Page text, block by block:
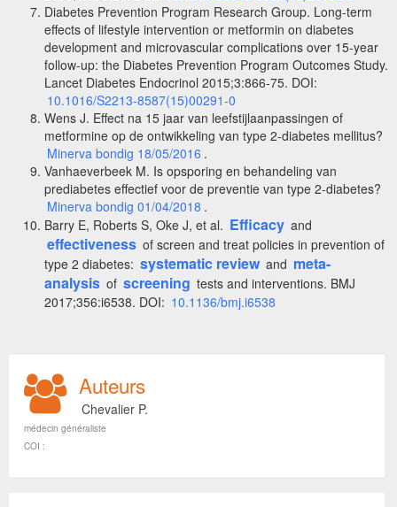
Diabetes Prevention Program Research Group. Long-term
effects of lifestyle intervention or metformin on diabetes
development and microvascular complications over 15-year
follow-up: the Diabetes Prevention Program Outcomes Study.
Lancet Diabetes Endocrinol 2015;3:866-75. DOI:
10.1016/S2213-8587(15)00291-0
Wens J. Effect na 15 jaar van leefstijlaanpassingen of
metformine op de ontwikkeling van type 2-diabetes mellitus?
Minerva bondig 18/05/2016 .
Vanhaeverbeek M. Is opsporing en behandeling van
prediabetes effectief voor de preventie van type 2-diabetes?
Minerva bondig 01/04/2018 .
Barry E, Roberts S, Oke J, et al. Efficacy and
effectiveness of screen and treat policies in prevention of
type 2 diabetes: systematic review and meta-
analysis of screening tests and interventions. BMJ
2017;356:i6538. DOI: 10.1136/bmj.i6538
Auteurs
Chevalier P.
médecin généraliste
COI :